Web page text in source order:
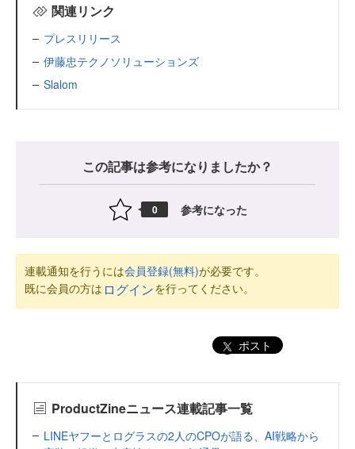
関連リンク
プレスリリース
伊藤忠テクノソリューションズ
Slalom
この記事は参考になりましたか？
0 参考になった
連載通知を行うには会員登録(無料)が必要です。
既に会員の方は ログインを行ってください。
ポスト
ProductZineニュース連載記事一覧
LINEヤフーとログラスの2人のCPOが語る、AI戦略から